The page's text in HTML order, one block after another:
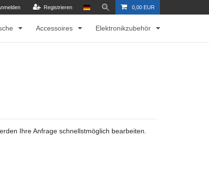
Registrieren 0,00 EUR
Accessoires Elektronikzubehör
Ihre Anfrage schnellstmöglich bearbeiten.